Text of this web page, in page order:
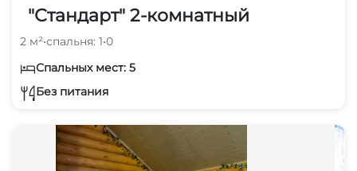
"Стандарт" 2-комнатный
2 м²•спальня: 1•0
Спальных мест: 5
Без питания